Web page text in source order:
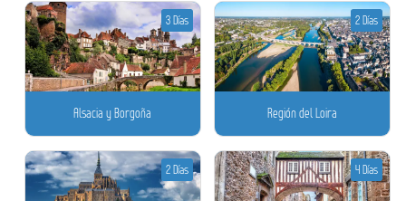
Alsacia y Borgoña
3 Días
Región del Loira
2 Días
2 Días 4 Días